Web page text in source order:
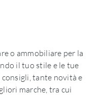
o ammobiliare per la
il tuo stile e le tue
tante novità e
marche, tra cui